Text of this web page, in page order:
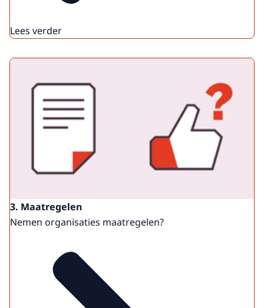
Lees verder
3. Maatregelen
Nemen organisaties maatregelen?